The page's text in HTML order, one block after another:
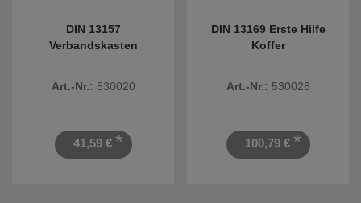
DIN 13157
Verbandskasten
Art.-Nr.: 530020
41,59 € *
DIN 13169 Erste Hilfe
Koffer
Art.-Nr.: 530028
100,79 € *